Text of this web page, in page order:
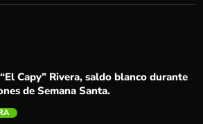
Capy” Rivera, saldo blanco durante
de Semana Santa.